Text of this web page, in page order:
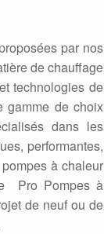
par nos
de chauffage
technologies de
gamme de choix
dans les
performantes,
à chaleur
Pro Pompes à
de neuf ou de